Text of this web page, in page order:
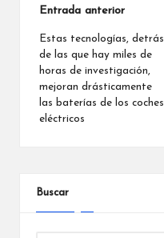
Navegación
de
entradas
Entrada anterior
Estas tecnologías, detrás
de las que hay miles de
horas de investigación,
mejoran drásticamente
las baterías de los coches
eléctricos
Buscar